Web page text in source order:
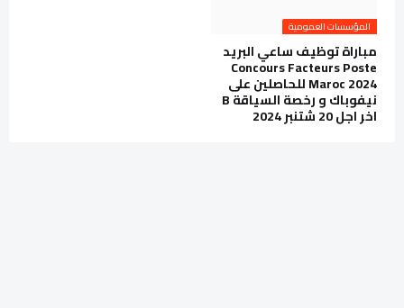
المؤسسات العمومية
مباراة توظيف ساعي البريد
Concours Facteurs Poste
Maroc 2024 للحاصلين على
نيفوباك و رخصة السياقة B
اخر اجل 20 شتنبر 2024